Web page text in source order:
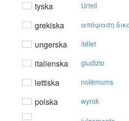
tyska Urteil
grekiska απόφαση
ungerska ítélet
italienska giudizio
lettiska nolēmums
polska wyrok